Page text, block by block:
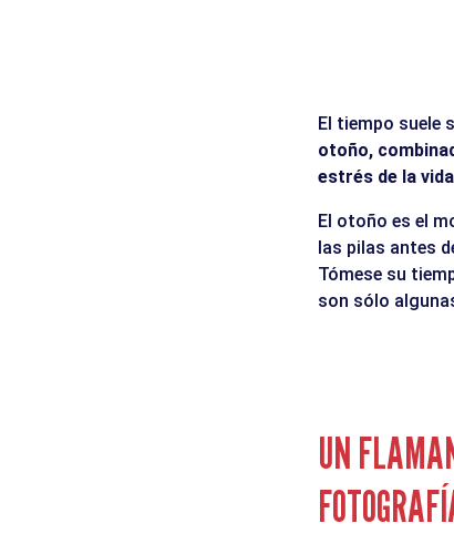
El tiempo suele
otoño,
estrés de la
El otoño es el
las pilas antes
Tómese su
son sólo
UN